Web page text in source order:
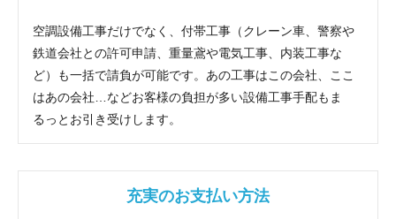
空調設備工事だけでなく、付帯工事（クレーン車、警察や
鉄道会社との許可申請、重量鳶や電気工事、内装工事な
ど）も一括で請負が可能です。あの工事はこの会社、ここ
はあの会社…などお客様の負担が多い設備工事手配もま
るっとお引き受けします。
充実のお支払い方法